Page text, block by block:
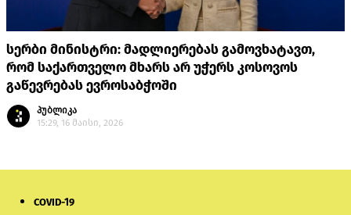
სერბი მინისტრი: მადლიერებას გამოვხატავთ,
რომ საქართველო მხარს არ უჭერს კოსოვოს
გაწევრებას ევროსაბჭოში
პუბლიკა
15:29, 16 მაისი, 2026
COVID-19